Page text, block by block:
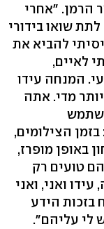
הרמן. "אחרי
שואו בידורי
להביא את
לאיים,
המנחה עידו
מדי. אתה
הצילומים,
באופן מופרז,
טועים רק
ואני, ואני
בזכות הידע
לי עליהם".